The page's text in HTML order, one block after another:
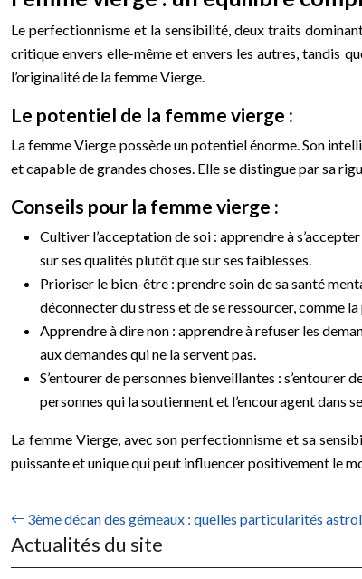
Le perfectionnisme et la sensibilité, deux traits
critique envers elle-même et envers les autres, tandis
l’originalité de la femme Vierge.
Le potentiel de la femme vierge :
La femme Vierge possède un potentiel énorme. Son
et capable de grandes choses. Elle se distingue par sa
Conseils pour la femme vierge :
Cultiver l’acceptation de soi : apprendre à
sur ses qualités plutôt que sur ses faiblesses.
Prioriser le bien-être : prendre soin de sa santé
déconnecter du stress et de se ressourcer, comme
Apprendre à dire non : apprendre à refuser les
aux demandes qui ne la servent pas.
S’entourer de personnes bienveillantes :
personnes qui la soutiennent et l’encouragent dans
La femme Vierge, avec son perfectionnisme et sa
puissante et unique qui peut influencer positivement le
3ème décan des gémeaux : quelles particularités
Actualités du site